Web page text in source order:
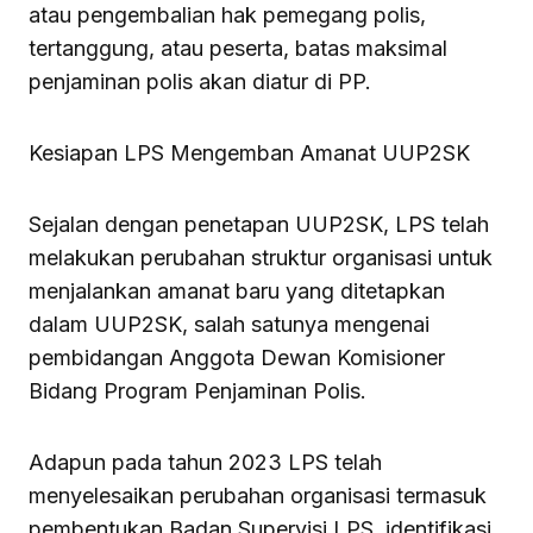
atau pengembalian hak pemegang polis,
tertanggung, atau peserta, batas maksimal
penjaminan polis akan diatur di PP.
Kesiapan LPS Mengemban Amanat UUP2SK
Sejalan dengan penetapan UUP2SK, LPS telah
melakukan perubahan struktur organisasi untuk
menjalankan amanat baru yang ditetapkan
dalam UUP2SK, salah satunya mengenai
pembidangan Anggota Dewan Komisioner
Bidang Program Penjaminan Polis.
Adapun pada tahun 2023 LPS telah
menyelesaikan perubahan organisasi termasuk